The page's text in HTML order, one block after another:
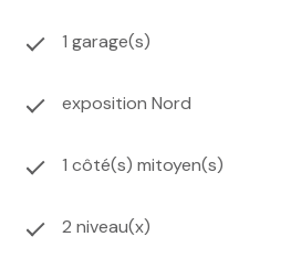
1 garage(s)
exposition Nord
1 côté(s) mitoyen(s)
2 niveau(x)